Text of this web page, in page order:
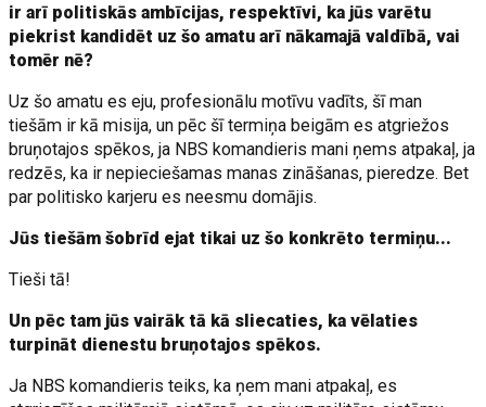
ir arī politiskās ambīcijas, respektīvi, ka jūs varētu
piekrist kandidēt uz šo amatu arī nākamajā valdībā, vai
tomēr nē?
Uz šo amatu es eju, profesionālu motīvu vadīts, šī man
tiešām ir kā misija, un pēc šī termiņa beigām es atgriežos
bruņotajos spēkos, ja NBS komandieris mani ņems atpakaļ, ja
redzēs, ka ir nepieciešamas manas zināšanas, pieredze. Bet
par politisko karjeru es neesmu domājis.
Jūs tiešām šobrīd ejat tikai uz šo konkrēto termiņu...
Tieši tā!
Un pēc tam jūs vairāk tā kā sliecaties, ka vēlaties
turpināt dienestu bruņotajos spēkos.
Ja NBS komandieris teiks, ka ņem mani atpakaļ, es